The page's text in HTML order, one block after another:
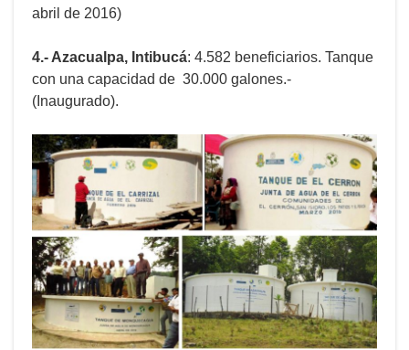
abril de 2016)
4.- Azacualpa, Intibucá: 4.582 beneficiarios. Tanque
con una capacidad de 30.000 galones.-
(Inaugurado).